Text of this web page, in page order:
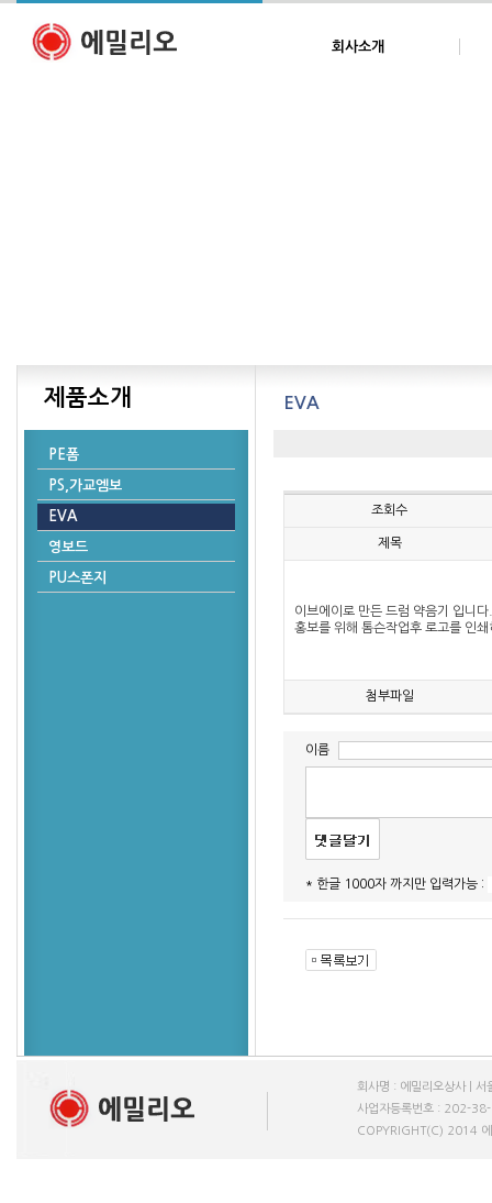
회사소개
제품소개
PE폼
PS,가교엠보
EVA
영보드
PU스폰지
EVA
조회수
제목
이브에이로 만든 드럼 약음기 입니다.
홍보를 위해 톰슨작업후 로고를 인
첨부파일
이름
* 한글 1000자 까지만 입력가능 :
회사명 : 에밀리오상사 |
사업자등록번호 : 202-
COPYRIGHT(C) 2014 에